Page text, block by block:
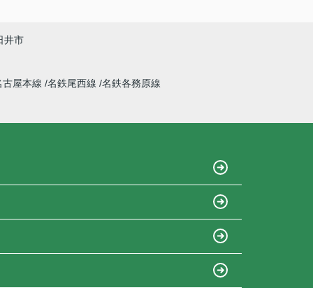
井市
古屋本線 名鉄尾西線 名鉄各務原線